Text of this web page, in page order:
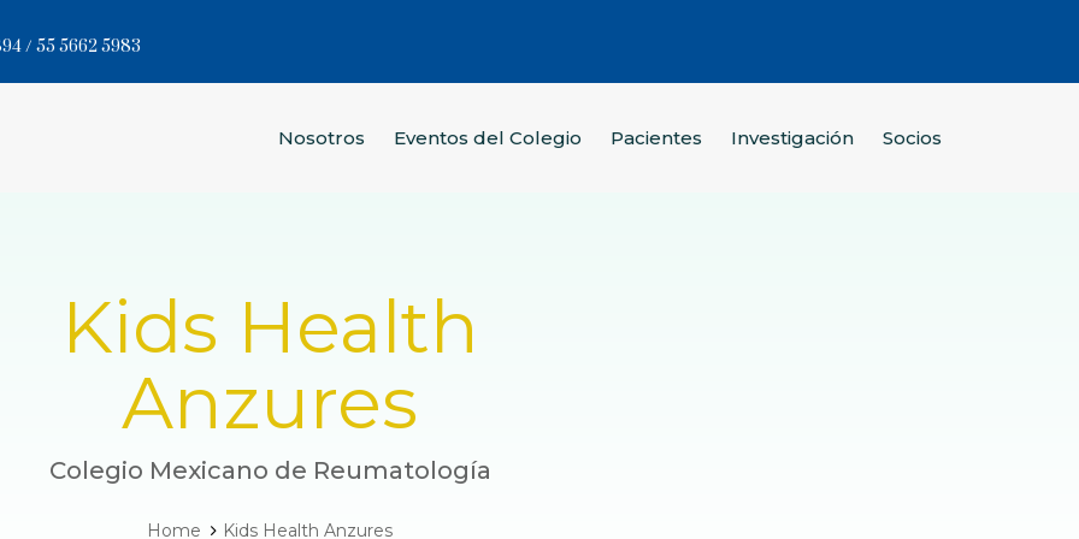
/ 55 5662 5983
Nosotros Eventos del Colegio Pacientes Investigación Socios
Kids Health
Anzures
Colegio Mexicano de Reumatología
Home Kids Health Anzures